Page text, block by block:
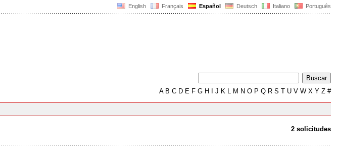
English Français Español Deutsch Italiano Português
AB C D E F G H J K L M N O P Q R S T U V W X Y Z #
2 solicitudes